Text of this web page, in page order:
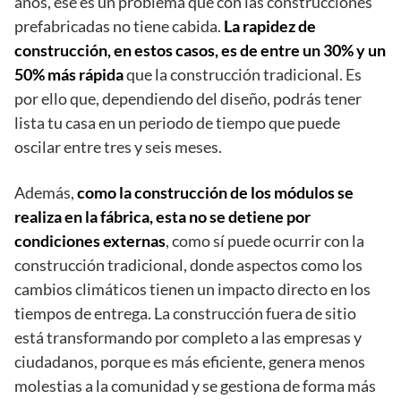
prefabricadas no tiene cabida. La rapidez de
construcción, en estos casos, es de entre un 30% y un
50% más rápidaque la construcción tradicional. Es
por ello que, dependiendo del diseño, podrás tener
lista tu casa en un periodo de tiempo que puede
oscilar entre tres y seis meses.
Además,como la construcción de los módulos se
realiza en la fábrica, esta no se detiene por
condiciones externas, como sí puede ocurrir con la
construcción tradicional, donde aspectos como los
cambios climáticos tienen un impacto directo en los
tiempos de entrega. La construcción fuera de sitio
está transformando por completo a las empresas y
ciudadanos, porque es más eficiente, genera menos
molestias a la comunidad y se gestiona de forma más